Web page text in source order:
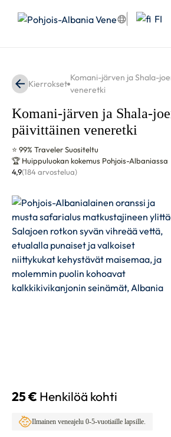
sisältöön
FI
Kierrokset
Komani-järven ja Shala-
veneretki
Komani-järven ja Shala-
päivittäinen veneretki
⭐ 99% Traveler Suositeltu
🏆 Huippuluokan kokemus Pohjois-Albaniassa
4,9(184 arvostelua)
25 € Henkilöä kohti
Ilmainen veneajelu 0-5-vuotiaille lapsille.